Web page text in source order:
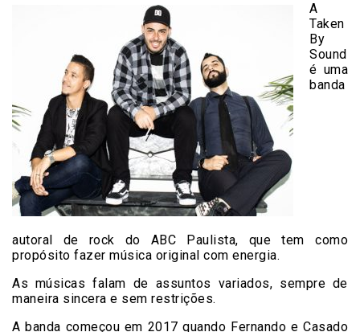
A
Taken
By
Sound
é uma
banda
autoral de rock do ABC Paulista, que tem como
propósito fazer música original com energia.
As músicas falam de assuntos variados, sempre de
maneira sincera e sem restrições.
A banda começou em 2017 quando Fernando e Casado